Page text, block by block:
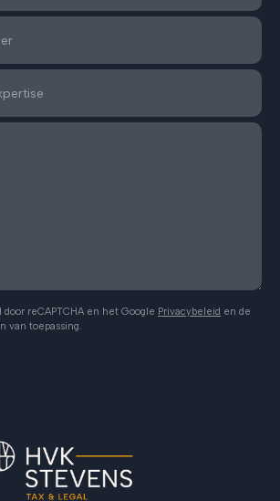
reCAPTCHA en het Google Privacybeleid en de
van toepassing.